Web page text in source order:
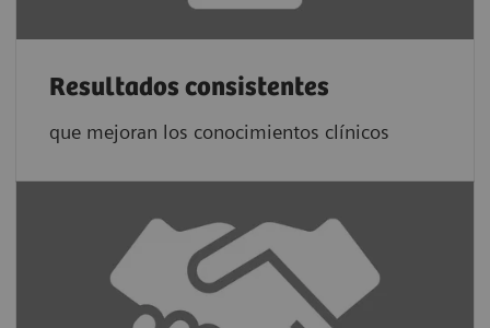
Resultados consistentes
que mejoran los conocimientos clínicos